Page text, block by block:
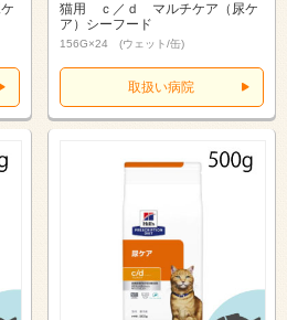
猫用 ｃ／ｄ マルチケア（尿ケ
ア）シーフード
156G×24 (ウェット/缶)
取扱い病院